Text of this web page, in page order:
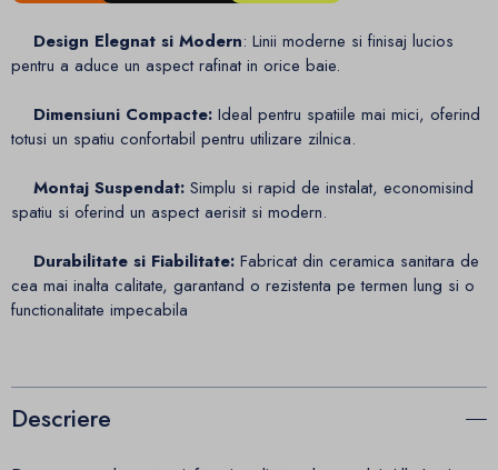
Design Elegnat si Modern: Linii moderne si finisaj lucios
pentru a aduce un aspect rafinat in orice baie.
Dimensiuni Compacte: Ideal pentru spatiile mai mici, oferind
totusi un spatiu confortabil pentru utilizare zilnica.
Montaj Suspendat: Simplu si rapid de instalat, economisind
spatiu si oferind un aspect aerisit si modern.
Durabilitate si Fiabilitate: Fabricat din ceramica sanitara de
cea mai inalta calitate, garantand o rezistenta pe termen lung si o
functionalitate impecabila
Descriere